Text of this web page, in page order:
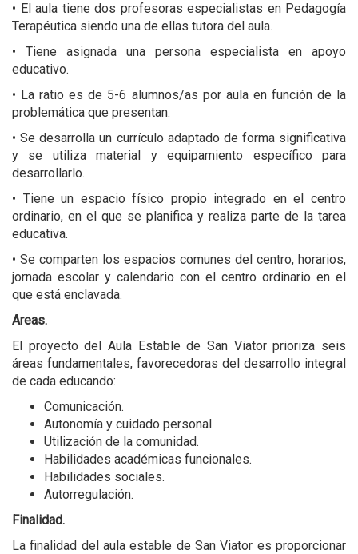
• El aula tiene dos profesoras especialistas en Pedagogía
Terapéutica siendo una de ellas tutora del aula.
• Tiene asignada una persona especialista en apoyo
educativo.
• La ratio es de 5-6 alumnos/as por aula en función de la
problemática que presentan.
• Se desarrolla un currículo adaptado de forma significativa
y se utiliza material y equipamiento específico para
desarrollarlo.
• Tiene un espacio físico propio integrado en el centro
ordinario, en el que se planifica y realiza parte de la tarea
educativa.
• Se comparten los espacios comunes del centro, horarios,
jornada escolar y calendario con el centro ordinario en el
que está enclavada.
Areas.
El proyecto del Aula Estable de San Viator prioriza seis
áreas fundamentales, favorecedoras del desarrollo integral
de cada educando:
Comunicación.
Autonomía y cuidado personal.
Utilización de la comunidad.
Habilidades académicas funcionales.
Habilidades sociales.
Autorregulación.
Finalidad.
La finalidad del aula estable de San Viator es proporcionar